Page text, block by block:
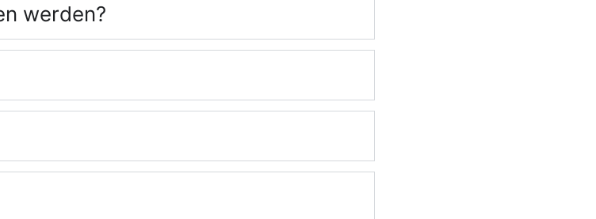
werden?